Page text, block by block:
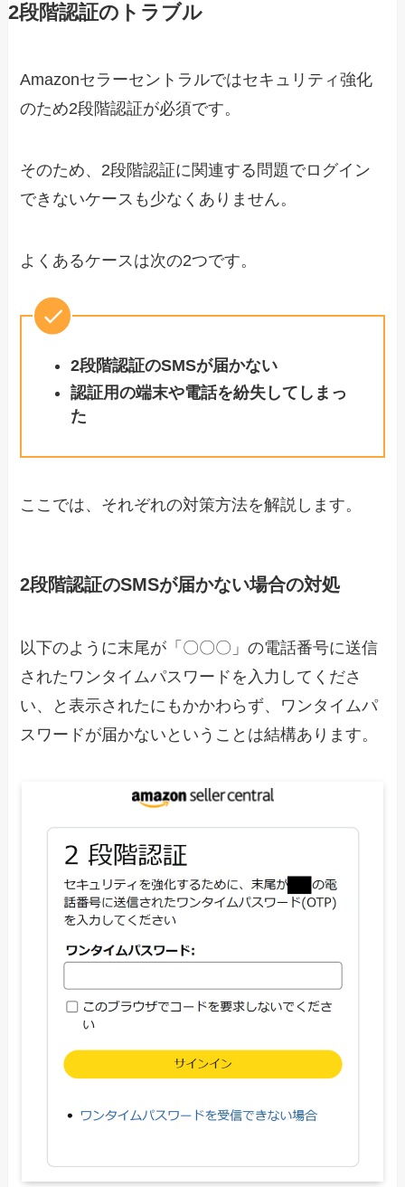
2段階認証のトラブル
Amazonセラーセントラルではセキュリティ強化
のため2段階認証が必須です。
そのため、2段階認証に関連する問題でログイン
できないケースも少なくありません。
よくあるケースは次の2つです。
2段階認証のSMSが届かない
認証用の端末や電話を紛失してしまっ
た
ここでは、それぞれの対策方法を解説します。
2段階認証のSMSが届かない場合の対処
以下のように末尾が「〇〇〇」の電話番号に送信
されたワンタイムパスワードを入力してくださ
い、と表示されたにもかかわらず、ワンタイムパ
スワードが届かないということは結構あります。